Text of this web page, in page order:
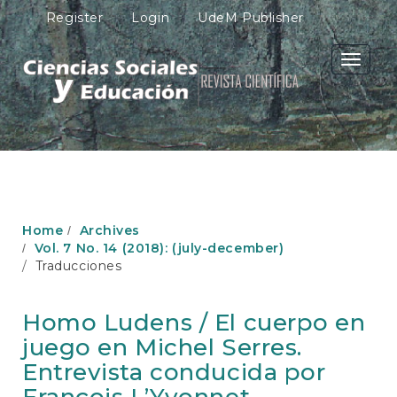
M
a
i
n
N
a
v
i
g
n
M
C
o
n
t
Register Login UdeM Publisher
Toggle
Home
Archives
Vol. 7 No. 14 (2018): (july-december)
Traducciones
Homo Ludens / El cuerpo en
juego en Michel Serres.
Entrevista conducida por